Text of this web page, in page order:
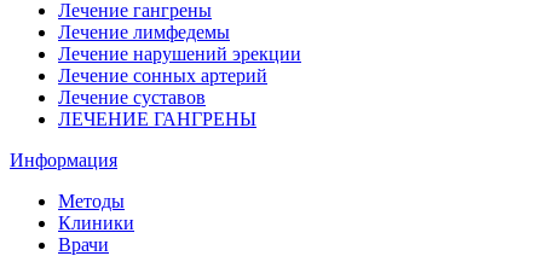
Лечение гангрены
Лечение лимфедемы
Лечение нарушений эрекции
Лечение сонных артерий
Лечение суставов
ЛЕЧЕНИЕ ГАНГРЕНЫ
Информация
Методы
Клиники
Врачи